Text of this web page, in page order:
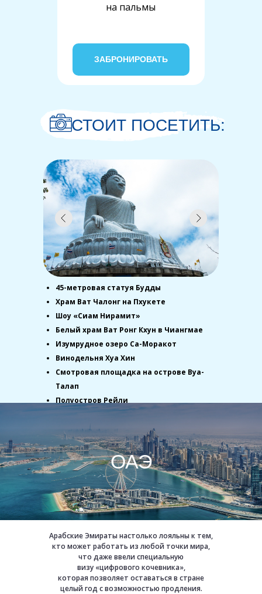
на пальмы
ЗАБРОНИРОВАТЬ
45-метровая статуя Будды
Храм Ват Чалонг на Пхукете
Шоу «Сиам Нирамит»
Белый храм Ват Ронг Кхун в Чиангмае
Изумрудное озеро Са-Моракот
Винодельня Хуа Хин
Смотровая площадка на острове Вуа-
Талап
Полуостров Рейли
СТОИТ ПОСЕТИТЬ:
ОАЭ
Арабские Эмираты настолько лояльны к тем,
кто может работать из любой точки мира,
что даже ввели специальную
визу «цифрового кочевника»,
которая позволяет оставаться в стране
целый год с возможностью продления.